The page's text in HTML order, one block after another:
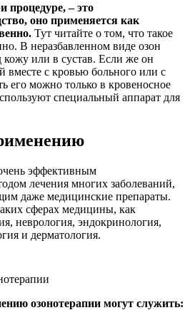
процедуре, – это
оно применяется как
Тут читайте о том, что такое
В неразбавленном виде озон
кожу или в сустав. Если же он
вместе с кровью больного или с
его можно только в кровеносное
специальный аппарат для
эффективным
лечения многих заболеваний,
даже медицинские препараты.
сферах медицины, как
неврология, эндокринология,
и дерматология.
озонотерапии могут служить: